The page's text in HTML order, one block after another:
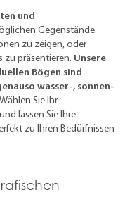
und
Gegenstände
zu zeigen, oder
zu präsentieren. Unsere
Bögen sind
wasser-, sonnen-
Sie Ihr
lassen Sie Ihre
zu Ihren Bedürfnissen